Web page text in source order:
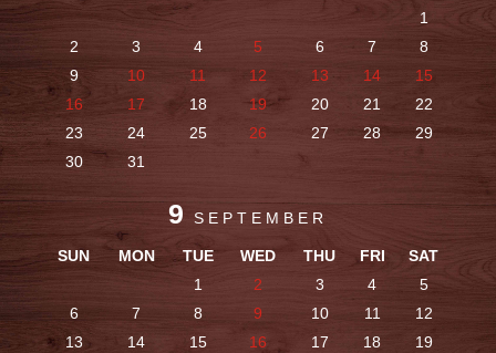
1
2
3 4 5 6 7
8
9
10 11 12 13 14
15
16
17 18 19 20 21
22
23
24 25 26 27 28
29
30
31
9 SEPTEMBER
SUN MON TUE WED THU FRI
SAT
1
2 3 4
5
6
7 8 9 10 11
12
13
14 15 16 17 18
19